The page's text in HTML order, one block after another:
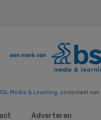
Media & Learning, onderdeel van
Adverteren